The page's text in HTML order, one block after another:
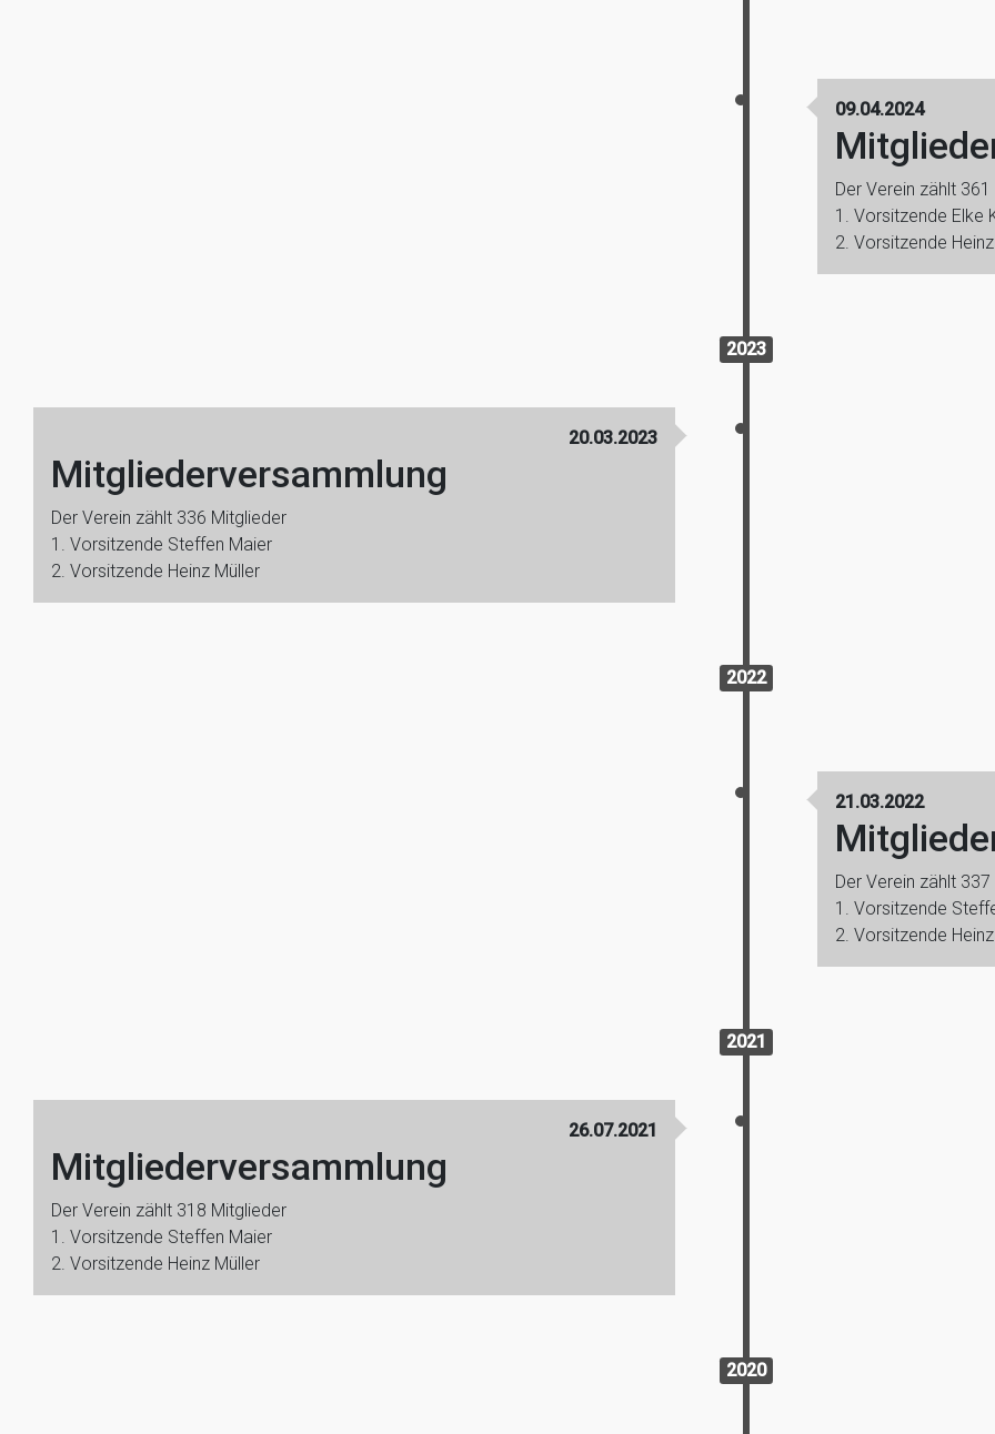
09.04.2024
Der Verein zählt
1. Vorsitzende Elke
2. Vorsitzende
2023
20.03.2023
Mitgliederversammlung
Der Verein zählt 336 Mitglieder
1. Vorsitzende Steffen Maier
2. Vorsitzende Heinz Müller
2022
21.03.2022
Der Verein zählt
1. Vorsitzende
2. Vorsitzende
2021
26.07.2021
Mitgliederversammlung
Der Verein zählt 318 Mitglieder
1. Vorsitzende Steffen Maier
2. Vorsitzende Heinz Müller
2020